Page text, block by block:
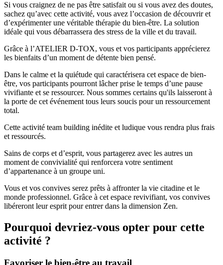
Si vous craignez de ne pas être satisfait ou si vous avez des doutes,
sachez qu’avec cette activité, vous avez l’occasion de découvrir et
d’expérimenter une véritable thérapie du bien-être. La solution
idéale qui vous débarrassera des stress de la ville et du travail.
Grâce à l’ATELIER D-TOX, vous et vos participants apprécierez
les bienfaits d’un moment de détente bien pensé.
Dans le calme et la quiétude qui caractérisera cet espace de bien-
être, vos participants pourront lâcher prise le temps d’une pause
vivifiante et se ressourcer. Nous sommes certains qu'ils laisseront à
la porte de cet événement tous leurs soucis pour un ressourcement
total.
Cette activité team building inédite et ludique vous rendra plus frais
et ressourcés.
Sains de corps et d’esprit, vous partagerez avec les autres un
moment de convivialité qui renforcera votre sentiment
d’appartenance à un groupe uni.
Vous et vos convives serez prêts à affronter la vie citadine et le
monde professionnel. Grâce à cet espace revivifiant, vos convives
libéreront leur esprit pour entrer dans la dimension Zen.
Pourquoi devriez-vous opter pour cette
activité ?
Favoriser le bien-être au travail